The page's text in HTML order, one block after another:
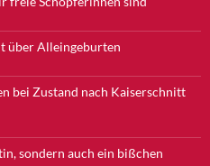
über Alleingeburten
bei Zustand nach Kaiserschnitt
sondern auch ein bißchen